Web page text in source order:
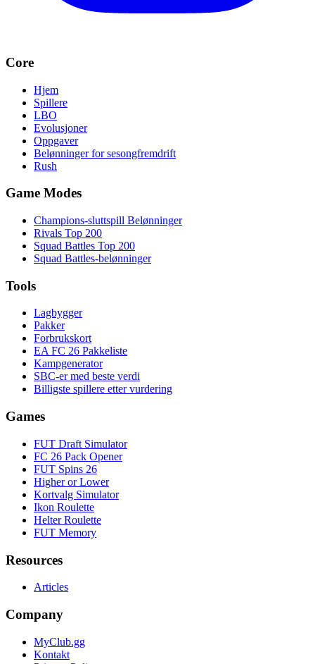
Core
Hjem
Spillere
LBO
Evolusjoner
Oppgaver
Belønninger for sesongfremdrift
Rush
Game Modes
Champions-sluttspill Belønninger
Rivals Top 200
Squad Battles Top 200
Squad Battles-belønninger
Tools
Lagbygger
Pakker
Forbrukskort
EA FC 26 Pakkeliste
Kampgenerator
SBC-er med beste verdi
Billigste spillere etter vurdering
Games
FUT Draft Simulator
FC 26 Pack Opener
FUT Spins 26
Higher or Lower
Kortvalg Simulator
Ikon Roulette
Helter Roulette
FUT Memory
Resources
Articles
Company
MyClub.gg
Kontakt